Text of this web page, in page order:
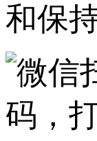
和保